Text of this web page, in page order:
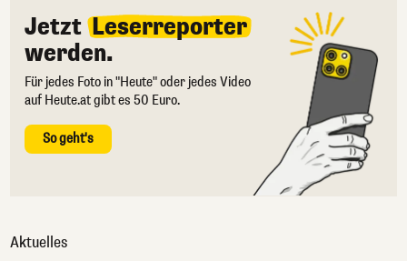
Jetzt Leserreporter
werden.
Für jedes Foto in "Heute" oder jedes Video
auf Heute.at gibt es 50 Euro.
So geht's
Aktuelles